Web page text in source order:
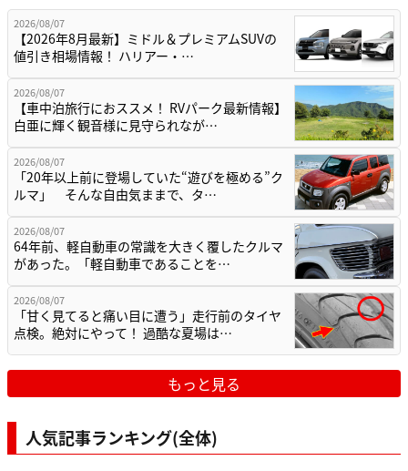
2026/08/07
【2026年8月最新】ミドル＆プレミアムSUVの
値引き相場情報！ ハリアー・…
2026/08/07
【車中泊旅行におススメ！ RVパーク最新情報】
白亜に輝く観音様に見守られなが…
2026/08/07
「20年以上前に登場していた“遊びを極める”ク
ルマ」 そんな自由気ままで、タ…
2026/08/07
64年前、軽自動車の常識を大きく覆したクルマ
があった。「軽自動車であることを…
2026/08/07
「甘く見てると痛い目に遭う」走行前のタイヤ
点検。絶対にやって！ 過酷な夏場は…
もっと見る
人気記事ランキング(全体)